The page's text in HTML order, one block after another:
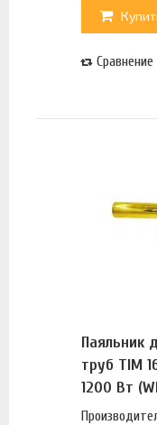
Сравнение
Паяльник
труб TIM
1200 Вт